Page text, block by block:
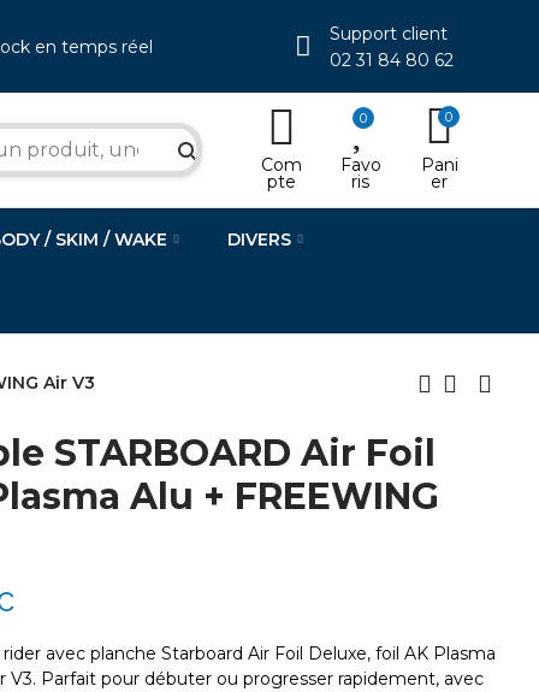
en temps réel
Support client
02 31 84 80 62
search Com
pte
0
Favo
ris
0
Pani
er
/ SKIM / WAKE DIVERS
Air V3
STARBOARD Air Foil
Alu + FREEWING
avec planche Starboard Air Foil Deluxe, foil AK Plasma
V3. Parfait pour débuter ou progresser rapidement, avec